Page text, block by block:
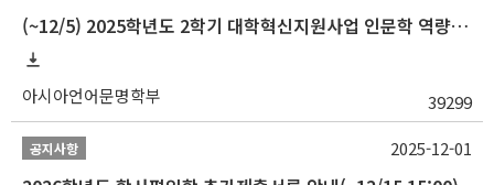
(~12/5) 2025학년도 2학기 대학혁신지원사업 인문학 역량강화 국제학술대회 참가 경비 지원 안내(2차)
아시아언어문명학부 39299
공지사항 2025-12-01